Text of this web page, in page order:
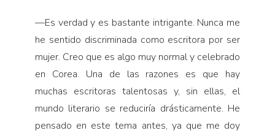
—Es verdad y es bastante intrigante. Nunca me
he sentido discriminada como escritora por ser
mujer. Creo que es algo muy normal y celebrado
en Corea. Una de las razones es que hay
muchas escritoras talentosas y, sin ellas, el
mundo literario se reduciría drásticamente. He
pensado en este tema antes, ya que me doy